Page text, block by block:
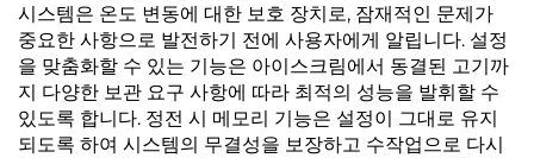
시스템은 온도 변동에 대한 보호 장치로, 잠재적인 문제가
중요한 사항으로 발전하기 전에 사용자에게 알립니다. 설정
을 맞춤화할 수 있는 기능은 아이스크림에서 동결된 고기까
지 다양한 보관 요구 사항에 따라 최적의 성능을 발휘할 수
있도록 합니다. 정전 시 메모리 기능은 설정이 그대로 유지
되도록 하여 시스템의 무결성을 보장하고 수작업으로 다시